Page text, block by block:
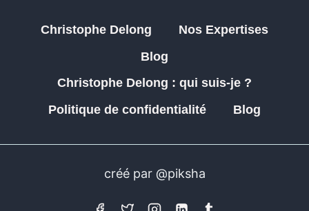
Christophe Delong
Nos Expertises
Blog
Christophe Delong : qui suis-je ?
Politique de confidentialité
Blog
créé par @piksha